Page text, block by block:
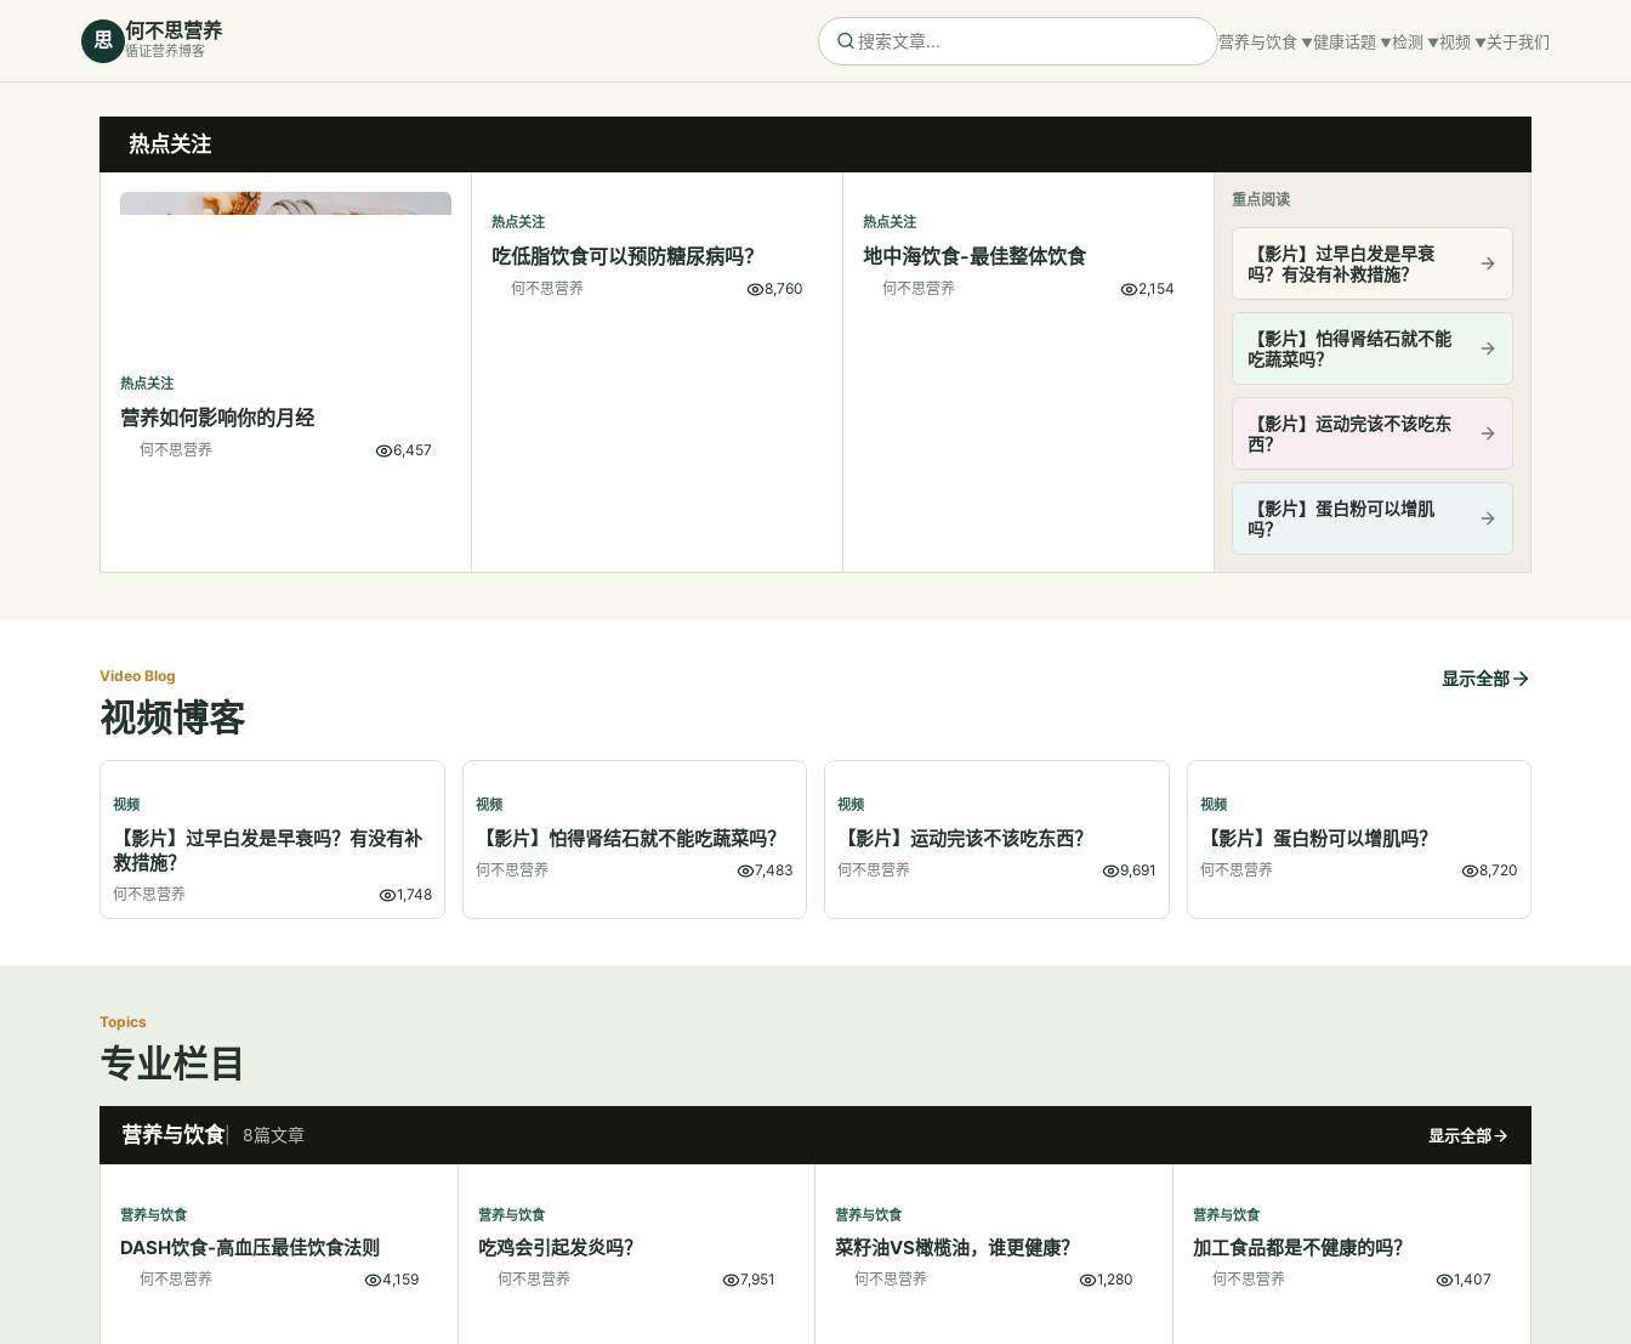
思 何不思营养
循证营养博客 营养与饮食 健康话题 检测 视频 关于我们
热点关注
热点关注
营养如何影响你的月经
何不思营养 6,457
热点关注
吃低脂饮食可以预防糖尿病吗？
何不思营养 8,760
热点关注
地中海饮食-最佳整体饮食
何不思营养 2,154
重点阅读
【影片】过早白发是早衰
吗？有没有补救措施？
【影片】怕得肾结石就不能
吃蔬菜吗？
【影片】运动完该不该吃东
西？
【影片】蛋白粉可以增肌
吗？
Video Blog
视频博客
显示全部
视频
【影片】过早白发是早衰吗？有没有补
救措施？
何不思营养 1,748
视频
【影片】怕得肾结石就不能吃蔬菜吗？
何不思营养 7,483
视频
【影片】运动完该不该吃东西？
何不思营养 9,691
视频
【影片】蛋白粉可以增肌吗？
何不思营养 8,720
Topics
专业栏目
营养与饮食 8篇文章 显示全部
营养与饮食
DASH饮食-高血压最佳饮食法则
何不思营养 4,159
营养与饮食
吃鸡会引起发炎吗？
何不思营养 7,951
营养与饮食
菜籽油VS橄榄油，谁更健康？
何不思营养 1,280
营养与饮食
加工食品都是不健康的吗？
何不思营养 1,407